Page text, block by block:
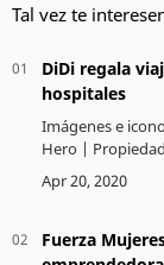
Tal vez te
DiDi regala
hospitales
Imágenes e
Hero |
Technology Co. DiDi Hero es un programa de la
compañía Didi
Fuerza